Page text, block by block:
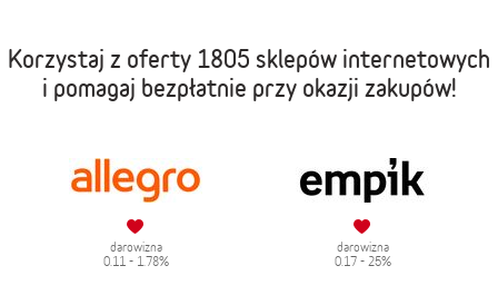
Korzystaj z oferty 1805 sklepów internetowych
i pomagaj bezpłatnie przy okazji zakupów!
darowizna
0.11 - 1.78%
darowizna
0.17 - 25%